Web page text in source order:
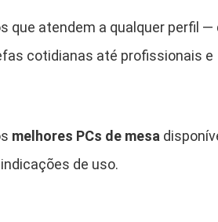
que atendem a qualquer perfil —
cotidianas até profissionais e
melhores PCs de mesa
de uso.